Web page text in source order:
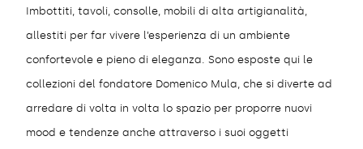
Imbottiti, tavoli, consolle, mobili di alta artigianalità,
allestiti per far vivere l’esperienza di un ambiente
confortevole e pieno di eleganza. Sono esposte qui le
collezioni del fondatore Domenico Mula, che si diverte ad
arredare di volta in volta lo spazio per proporre nuovi
mood e tendenze anche attraverso i suoi oggetti